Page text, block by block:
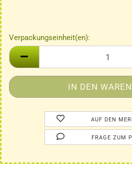
Verpackungseinheit(en):
Verpackungseinheit(en)
AUF DEN
FRAGE ZUM